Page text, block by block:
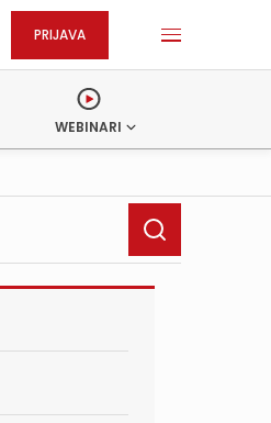
PRIJAVA
WEBINARI